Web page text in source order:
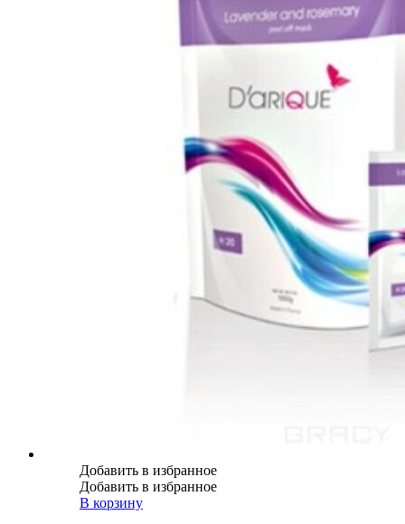
Добавить в избранное
Добавить в избранное
В корзину